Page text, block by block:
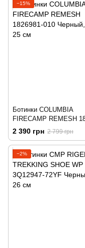
−15%
Ботинки COLUMBIA
FIRECAMP REMESH
010 Черный
2 390 грн 2 799 грн
−2%